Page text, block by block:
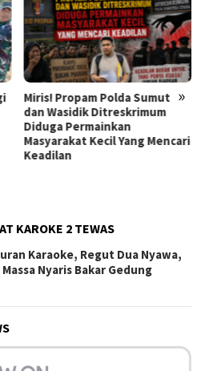
»
Sumut
Mencari
Hebat Mamak
Dilaporkan karena
Korban Pencurian
Memerasnya 250
KAROKE 2 TEWAS
Karaoke, Regut Dua Nyawa,
Nyaris Bakar Gedung